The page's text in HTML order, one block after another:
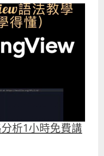
的數據，這些數據對很
且也示範了一個簡單用
用python寫AI並不是很多
網頁www.quants.hk
析1小時免費講